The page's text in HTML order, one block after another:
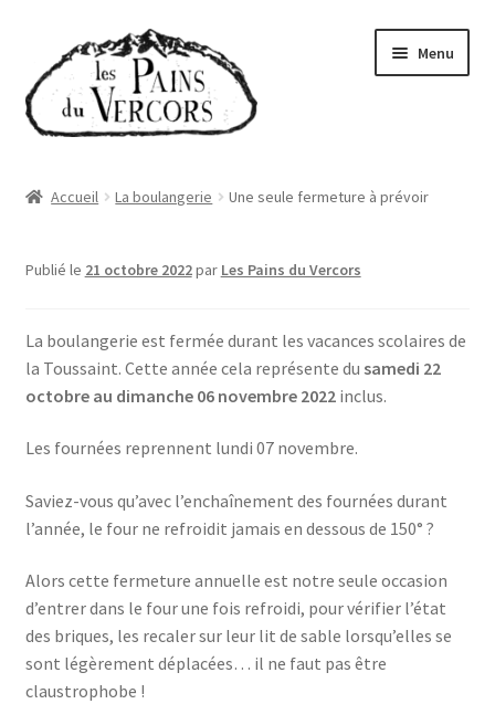
la
navigation
contenu
Menu
Abonnements
Qui sommes-nous
Où trouver nos pains
Actualités
Accueil La boulangerie Une seule fermeture à prévoir
Publié le 21 octobre 2022par Les Pains du Vercors
La boulangerie est fermée durant les vacances scolaires de
la Toussaint. Cette année cela représente du samedi 22
octobre au dimanche 06 novembre 2022inclus.
Les fournées reprennent lundi 07 novembre.
Saviez-vous qu’avec l’enchaînement des fournées durant
l’année, le four ne refroidit jamais en dessous de 150° ?
Alors cette fermeture annuelle est notre seule occasion
d’entrer dans le four une fois refroidi, pour vérifier l’état
des briques, les recaler sur leur lit de sable lorsqu’elles se
sont légèrement déplacées… il ne faut pas être
claustrophobe !